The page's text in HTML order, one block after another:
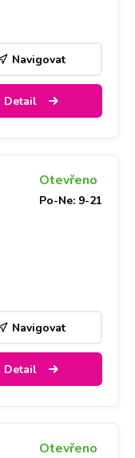
Navigovat
Detail
Otevřeno
Po-Ne: 9-21
Navigovat
Detail
Otevřeno